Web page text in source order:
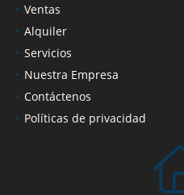
Ventas
Alquiler
Servicios
Nuestra Empresa
Contáctenos
Políticas de privacidad